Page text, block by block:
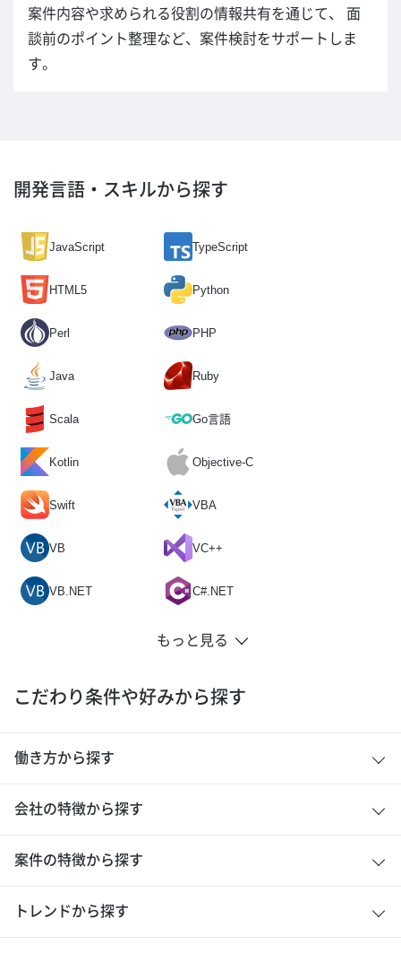
案件内容や求められる役割の情報共有を通じて、 面
談前のポイント整理など、案件検討をサポートしま
す。
開発言語・スキルから探す
JavaScript TypeScript
HTML5 Python
Perl PHP
Java Ruby
Scala Go言語
Kotlin Objective-C
Swift VBA
VB VC++
VB.NET C#.NET
こだわり条件や好みから探す
働き方から探す
会社の特徴から探す
案件の特徴から探す
トレンドから探す